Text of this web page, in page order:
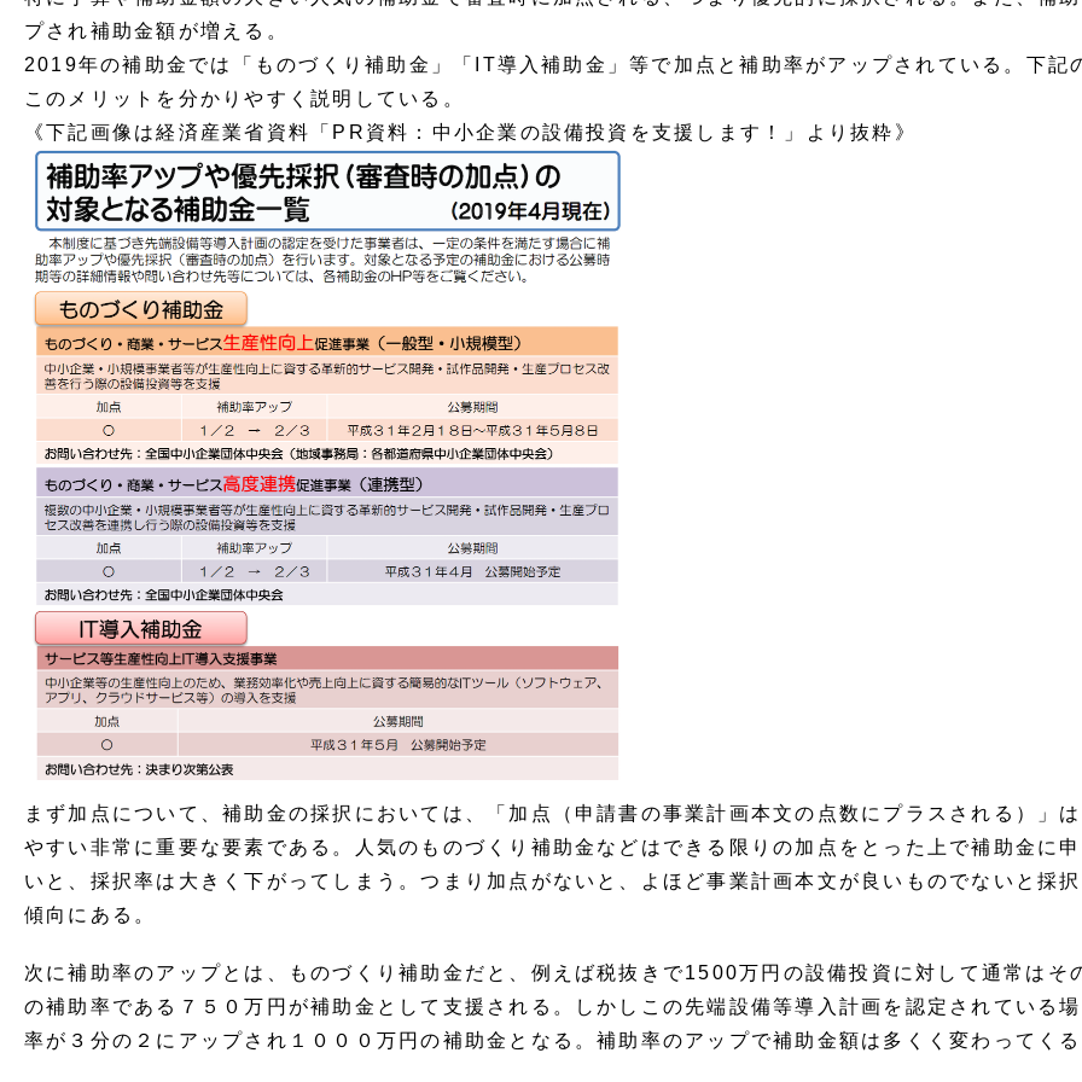
プされ補助金額が増える。
2019年の補助金では「ものづくり補助金」「IT導入補助金」等で加点と補助率がアップされている。下記
このメリットを分かりやすく説明している。
《下記画像は経済産業省資料「PR資料：中小企業の設備投資を支援します！」より抜粋》
まず加点について、補助金の採択においては、「加点（申請書の事業計画本文の点数にプラスされる）」
やすい非常に重要な要素である。人気のものづくり補助金などはできる限りの加点をとった上で補助金に
いと、採択率は大きく下がってしまう。つまり加点がないと、よほど事業計画本文が良いものでないと採
傾向にある。
次に補助率のアップとは、ものづくり補助金だと、例えば税抜きで1500万円の設備投資に対して通常はそ
の補助率である７５０万円が補助金として支援される。しかしこの先端設備等導入計画を認定されている
率が３分の２にアップされ１０００万円の補助金となる。補助率のアップで補助金額は多くく変わってく